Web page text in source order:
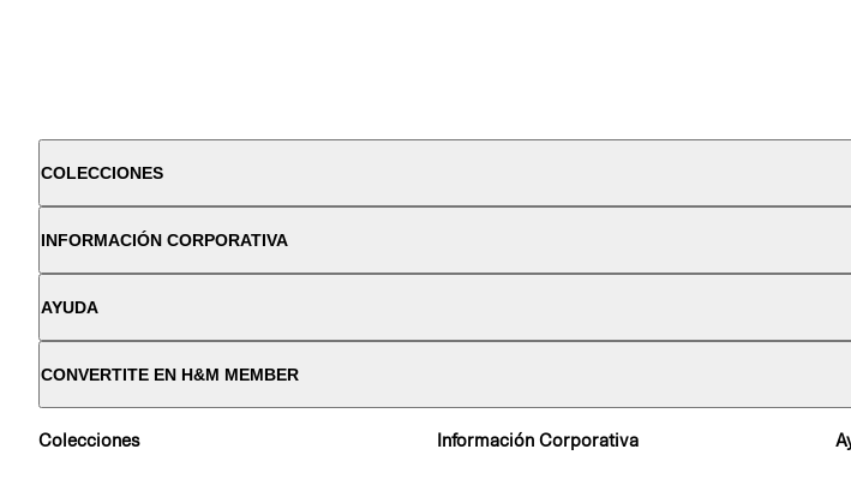
COLECCIONES
INFORMACIÓN CORPORATIVA
AYUDA
CONVERTITE EN H&M MEMBER
Colecciones Información Corporativa